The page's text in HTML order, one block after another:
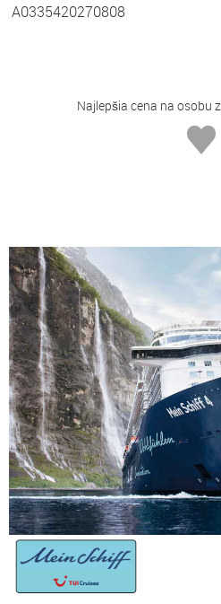
A0335420270808
Najlepšia cena na osobu